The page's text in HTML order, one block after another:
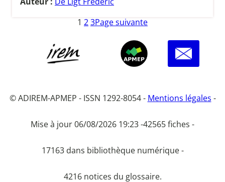
1 23Page suivante
© ADIREM-APMEP - ISSN 1292-8054 - Mentions légales -
Mise à jour 06/08/2026 19:23 -42565 fiches -
17163 dans bibliothèque numérique -
4216 notices du glossaire.